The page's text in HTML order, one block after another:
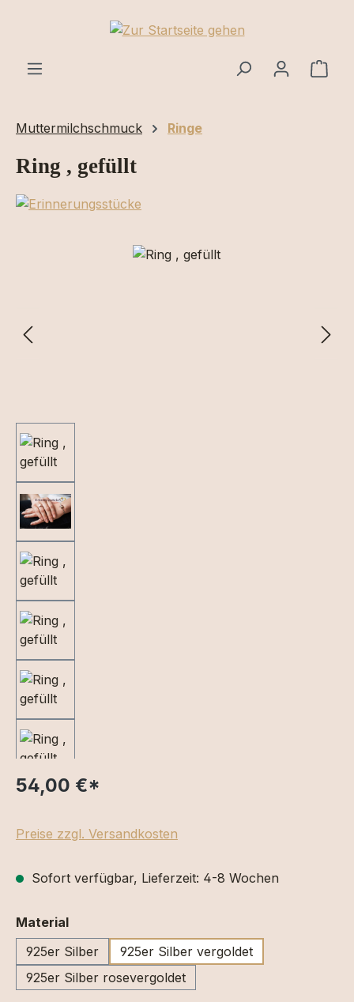
Zum Hauptinhalt springen
Muttermilchschmuck Ringe
Ring , gefüllt
Bildergalerie überspringen
54,00 €*
Preise zzgl. Versandkosten
Sofort verfügbar, Lieferzeit: 4-8 Wochen
Materialauswählen
925er Silber
925er Silber vergoldet
925er Silber rosevergoldet